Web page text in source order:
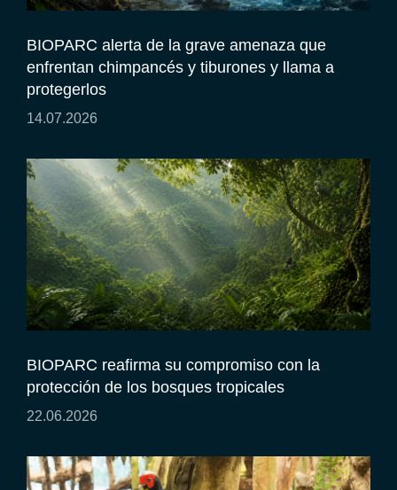
BIOPARC alerta de la grave amenaza que
enfrentan chimpancés y tiburones y llama a
protegerlos
14.07.2026
BIOPARC reafirma su compromiso con la
protección de los bosques tropicales
22.06.2026